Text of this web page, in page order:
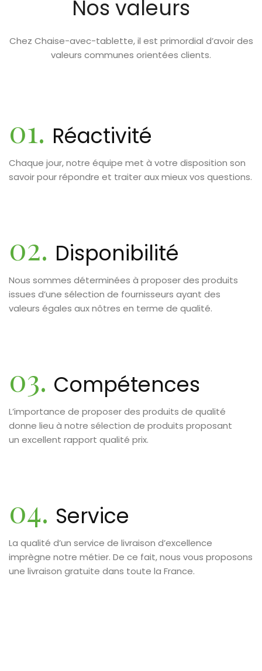
Nos valeurs
Chez Chaise-avec-tablette, il est primordial d’avoir des
valeurs communes orientées clients.
01. Réactivité
Chaque jour, notre équipe met à votre disposition son
savoir pour répondre et traiter aux mieux vos questions.
02. Disponibilité
Nous sommes déterminées à proposer des produits
issues d’une sélection de fournisseurs ayant des
valeurs égales aux nôtres en terme de qualité.
03. Compétences
L’importance de proposer des produits de qualité
donne lieu à notre sélection de produits proposant
un excellent rapport qualité prix.
04. Service
La qualité d’un service de livraison d’excellence
imprègne notre métier. De ce fait, nous vous proposons
une livraison gratuite dans toute la France.